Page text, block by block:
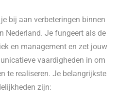
bij aan verbeteringen binnen
Nederland. Je fungeert als de
en management en zet jouw
vaardigheden in om
te realiseren. Je belangrijkste
zijn: